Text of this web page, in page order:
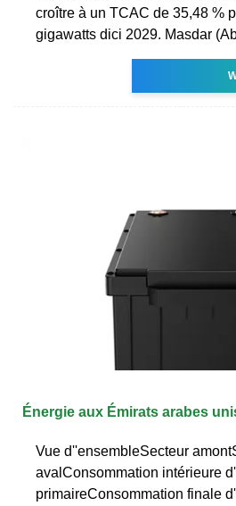
croître à un TCAC de 35,48 %
gigawatts dici 2029. Masdar
Énergie aux Émirats arabes
Vue d''ensembleSecteur
avalConsommation intérieure
primaireConsommation finale